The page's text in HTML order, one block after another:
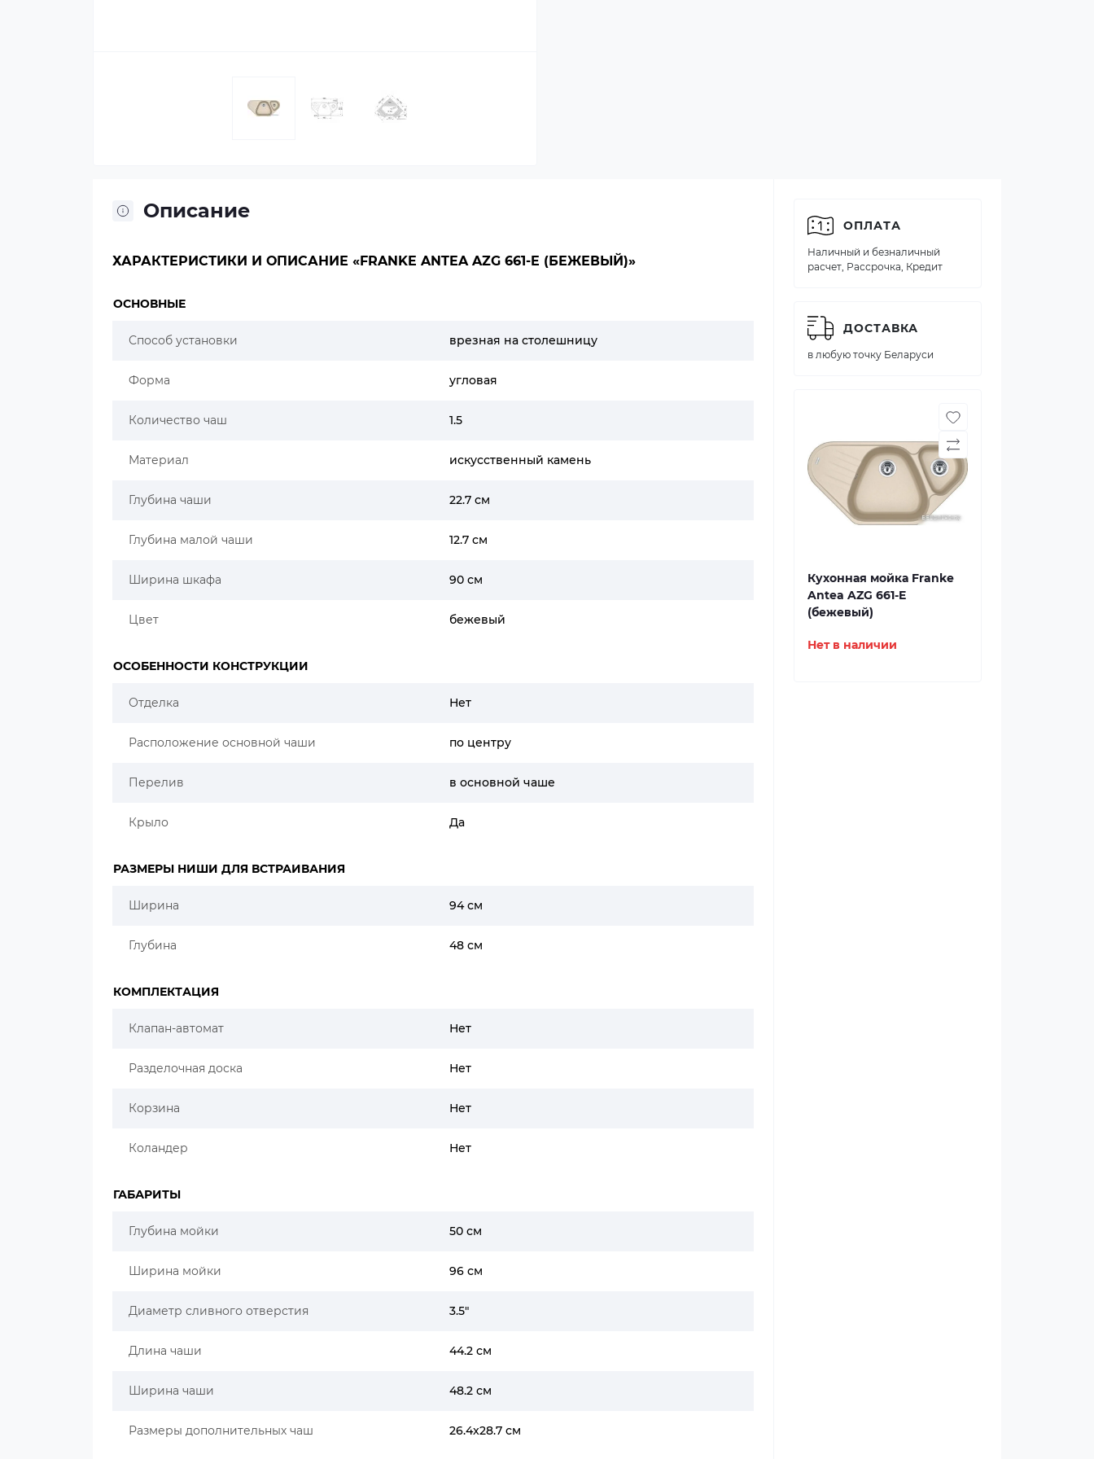
Описание
ХАРАКТЕРИСТИКИ И ОПИСАНИЕ «FRANKE ANTEA AZG 661-E (БЕЖЕВЫЙ)»
ОСНОВНЫЕ
Способ установки врезная на столешницу
Форма угловая
Количество чаш 1.5
Материал искусственный камень
Глубина чаши 22.7 см
Глубина малой чаши 12.7 см
Ширина шкафа 90 см
Цвет бежевый
ОСОБЕННОСТИ КОНСТРУКЦИИ
Отделка Нет
Расположение основной чаши по центру
Перелив в основной чаше
Крыло Да
РАЗМЕРЫ НИШИ ДЛЯ ВСТРАИВАНИЯ
Ширина 94 см
Глубина 48 см
КОМПЛЕКТАЦИЯ
Клапан-автомат Нет
Разделочная доска Нет
Корзина Нет
Коландер Нет
ГАБАРИТЫ
Глубина мойки 50 см
Ширина мойки 96 см
Диаметр сливного отверстия 3.5"
Длина чаши 44.2 см
Ширина чаши 48.2 см
Размеры дополнительных чаш 26.4x28.7 см
ОПЛАТА
Наличный и безналичный
расчет, Рассрочка, Кредит
ДОСТАВКА
в любую точку Беларуси
Кухонная мойка Franke
Antea AZG 661-E
(бежевый)
Нет в наличии